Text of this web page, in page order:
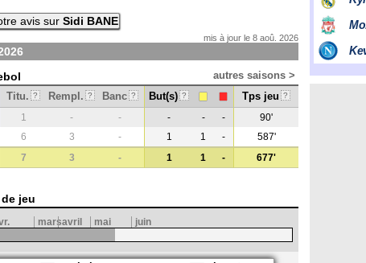
avis sur Sidi BANE
mis à jour le 8 aoû. 2026
autres saisons >
Titu. ? Rempl. ? Banc ? But(s) ? Tps jeu ?
1 - - - - -
90'
6 3 - 1 1 -
587'
7 3 - 1 1 - 677'
jeu
marsavril mai juin